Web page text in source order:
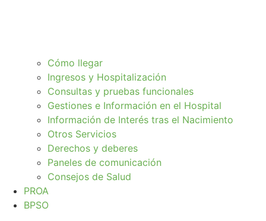
Cómo llegar
Ingresos y Hospitalización
Consultas y pruebas funcionales
Gestiones e Información en el Hospital
Información de Interés tras el Nacimiento
Otros Servicios
Derechos y deberes
Paneles de comunicación
Consejos de Salud
PROA
BPSO